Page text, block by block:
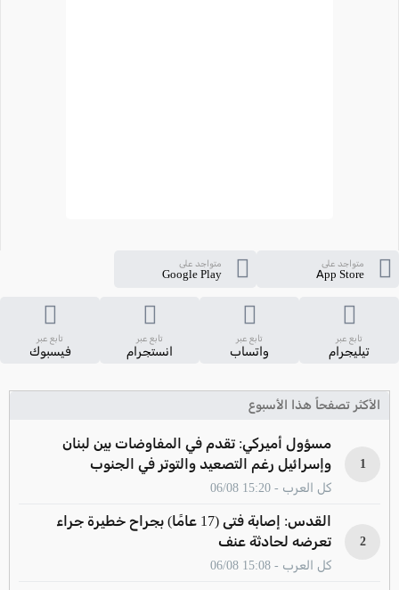
متواجد على
App Store
متواجد على
Google Play
تابع عبر
تيليجرام
تابع عبر
واتساب
تابع عبر
انستجرام
تابع عبر
فيسبوك
الأكثر تصفحاً هذا الأسبوع
1
مسؤول أميركي: تقدم في المفاوضات بين لبنان
وإسرائيل رغم التصعيد والتوتر في الجنوب
كل العرب - 15:20 06/08
2
القدس: إصابة فتى (17 عامًا) بجراح خطيرة جراء
تعرضه لحادثة عنف
كل العرب - 15:08 06/08